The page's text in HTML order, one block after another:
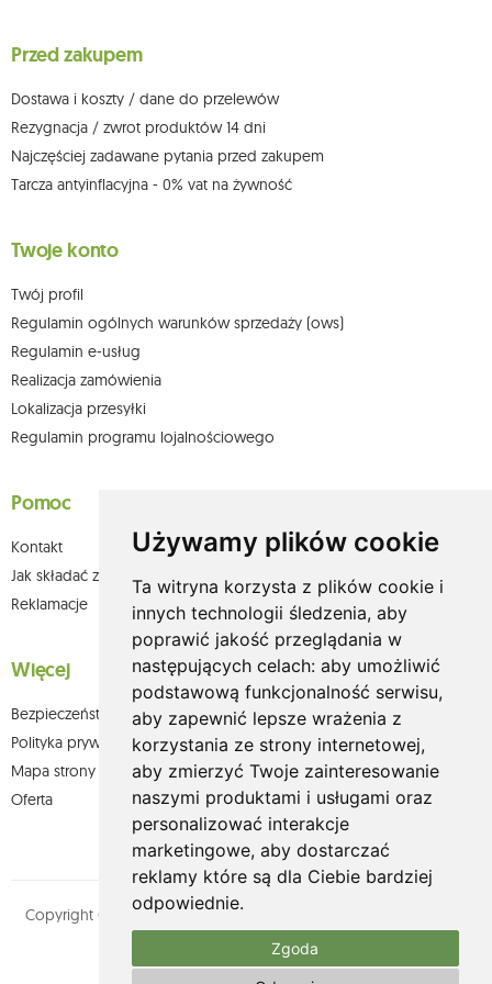
Używamy plików cookie
Ta witryna korzysta z plików cookie i
innych technologii śledzenia, aby
poprawić jakość przeglądania w
następujących celach: aby umożliwić
podstawową funkcjonalność serwisu,
aby zapewnić lepsze wrażenia z
korzystania ze strony internetowej,
aby zmierzyć Twoje zainteresowanie
naszymi produktami i usługami oraz
personalizować interakcje
marketingowe, aby dostarczać
reklamy które są dla Ciebie bardziej
odpowiednie.
Zgoda
którego dokonano na podstawie zgody przed jej cofnięciem. W tym celu
możesz kontaktować się z działem obsługi klienta Mouton Interactive pod
Więcej informacji: www.mouton.pl/ODO
Przed zakupem
Dostawa i koszty / dane do przelewów
Rezygnacja / zwrot produktów 14 dni
Najczęściej zadawane pytania przed zakupem
Tarcza antyinflacyjna - 0% vat na żywność
Twoje konto
Twój profil
Regulamin ogólnych warunków sprzedaży (ows)
Regulamin e-usług
Realizacja zamówienia
Lokalizacja przesyłki
Regulamin programu lojalnościowego
Pomoc
Kontakt
Jak składać zamówienia w sklepie olium.pl?
Reklamacje
Więcej
Bezpieczeństwo płatności
Polityka prywatności
Mapa strony
Oferta
Copyright © olium.pl. Wszystkie prawa zastrzeżone. Designed by
MOUTON interactive
Zobacz nasz profil na: